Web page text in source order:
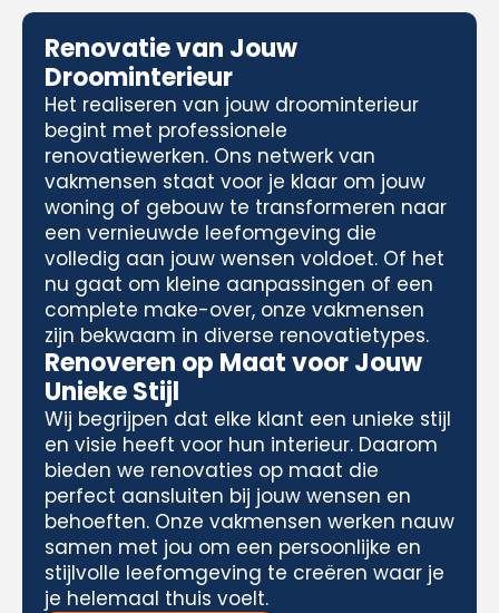
Renovatie van Jouw
Droominterieur
Het realiseren van jouw droominterieur
begint met professionele
renovatiewerken. Ons netwerk van
vakmensen staat voor je klaar om jouw
woning of gebouw te transformeren naar
een vernieuwde leefomgeving die
volledig aan jouw wensen voldoet. Of het
nu gaat om kleine aanpassingen of een
complete make-over, onze vakmensen
zijn bekwaam in diverse renovatietypes.
Renoveren op Maat voor Jouw
Unieke Stijl
Wij begrijpen dat elke klant een unieke stijl
en visie heeft voor hun interieur. Daarom
bieden we renovaties op maat die
perfect aansluiten bij jouw wensen en
behoeften. Onze vakmensen werken nauw
samen met jou om een persoonlijke en
stijlvolle leefomgeving te creëren waar je
je helemaal thuis voelt.